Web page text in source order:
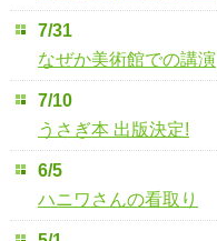
7/31
なぜか美術館での講演
7/10
うさぎ本 出版決定!
6/5
ハニワさんの看取り